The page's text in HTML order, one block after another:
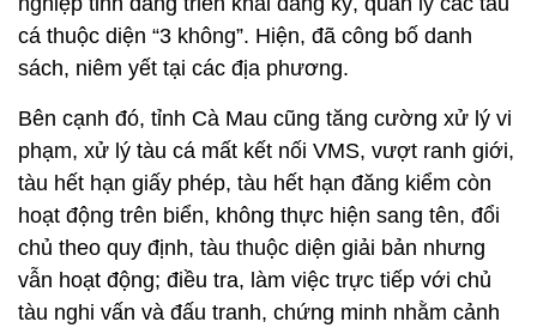
cá thuộc diện “3 không”. Hiện, đã công bố danh
sách, niêm yết tại các địa phương.
Bên cạnh đó, tỉnh Cà Mau cũng tăng cường xử lý vi
phạm, xử lý tàu cá mất kết nối VMS, vượt ranh giới,
tàu hết hạn giấy phép, tàu hết hạn đăng kiểm còn
hoạt động trên biển, không thực hiện sang tên, đổi
chủ theo quy định, tàu thuộc diện giải bản nhưng
vẫn hoạt động; điều tra, làm việc trực tiếp với chủ
tàu nghi vấn và đấu tranh, chứng minh nhằm cảnh